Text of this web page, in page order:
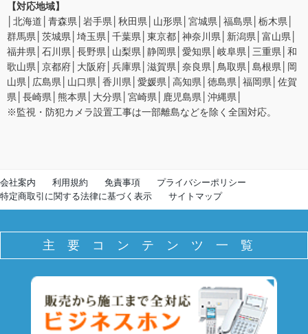
【対応地域】
│北海道│青森県│岩手県│秋田県│山形県│宮城県│福島県│栃木県│
群馬県│茨城県│埼玉県│千葉県│東京都│神奈川県│新潟県│富山県│
福井県│石川県│長野県│山梨県│静岡県│愛知県│岐阜県│三重県│和
歌山県│京都府│大阪府│兵庫県│滋賀県│奈良県│鳥取県│島根県│岡
山県│広島県│山口県│香川県│愛媛県│高知県│徳島県│福岡県│佐賀
県│長崎県│熊本県│大分県│宮崎県│鹿児島県│沖縄県│
※監視・防犯カメラ設置工事は一部離島などを除く全国対応。
会社案内 利用規約 免責事項
プライバシーポリシー
特定商取引に関する法律に基づく表示
サイトマップ
主要コンテンツ一覧